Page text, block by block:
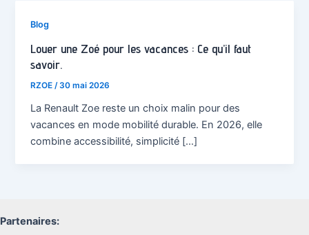
Blog
Louer une Zoé pour les vacances : Ce qu’il faut
savoir.
RZOE /30 mai 2026
La Renault Zoe reste un choix malin pour des
vacances en mode mobilité durable. En 2026, elle
combine accessibilité, simplicité […]
Partenaires: